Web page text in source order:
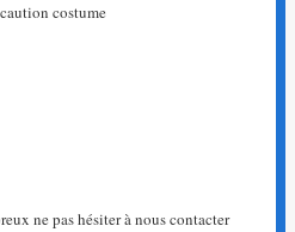
costume
ne pas hésiter à nous contacter